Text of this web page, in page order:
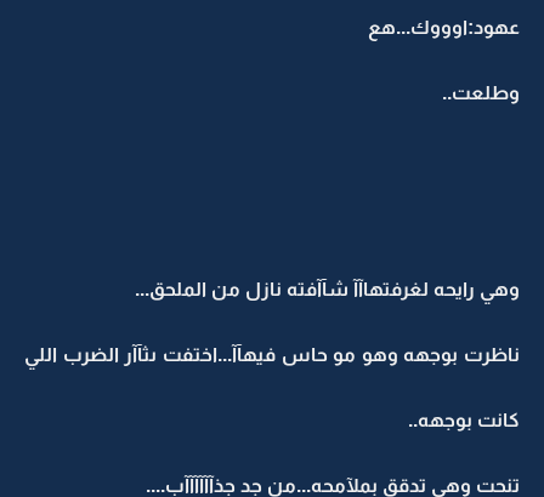
عهود:اوووك...هع
وطلعت..
وهي رايحه لغرفتهاآآ شآآفته نازل من الملحق...
ناظرت بوجهه وهو مو حاس فيهآآ...اختفت ىثآآر الضرب اللي
كانت بوجهه..
تنحت وهي تدقق بملآمحه...من جد جذآآآآآآب....